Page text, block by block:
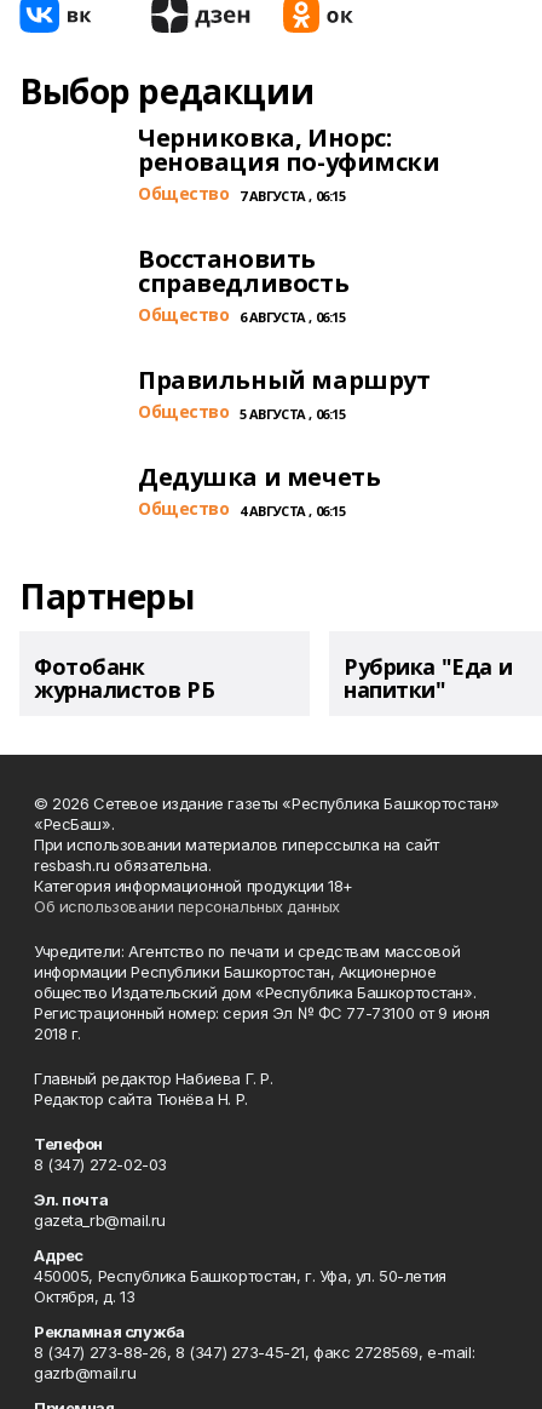
Выбор редакции
Черниковка, Инорс:
реновация по-уфимски
Общество 7 АВГУСТА , 06:15
Восстановить
справедливость
Общество 6 АВГУСТА , 06:15
Правильный маршрут
Общество 5 АВГУСТА , 06:15
Дедушка и мечеть
Общество 4 АВГУСТА , 06:15
Партнеры
Фотобанк
журналистов РБ
Рубрика "Еда и
напитки"
© 2026 Сетевое издание газеты «Республика Башкортостан»
«РесБаш».
При использовании материалов гиперссылка на сайт
resbash.ru обязательна.
Категория информационной продукции 18+
Об использовании персональных данных
Учредители: Агентство по печати и средствам массовой
информации Республики Башкортостан, Акционерное
общество Издательский дом «Республика Башкортостан».
Регистрационный номер: серия Эл № ФС 77-73100 от 9 июня
2018 г.
Главный редактор Набиева Г. Р.
Редактор сайта Тюнёва Н. Р.
Телефон
8 (347) 272-02-03
Эл. почта
gazeta_rb@mail.ru
Адрес
450005, Республика Башкортостан, г. Уфа, ул. 50-летия
Октября, д. 13
Рекламная служба
8 (347) 273-88-26, 8 (347) 273-45-21, факс 2728569, e-mail:
gazrb@mail.ru